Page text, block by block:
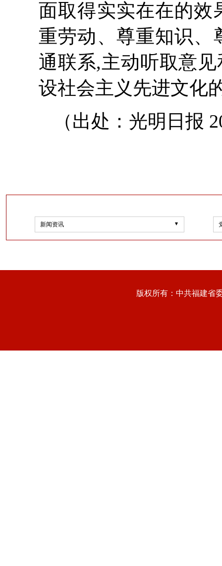
面取得实实在在的
重劳动、尊重知识、
通联系,主动听取意
设社会主义先进文化
（出处：光明日报
新闻资讯
版权所有：中共福建省